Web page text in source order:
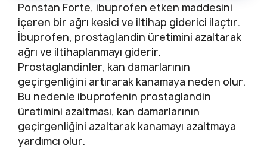
Ponstan Forte, ibuprofen etken maddesini
içeren bir ağrı kesici ve iltihap giderici ilaçtır.
İbuprofen, prostaglandin üretimini azaltarak
ağrı ve iltihaplanmayı giderir.
Prostaglandinler, kan damarlarının
geçirgenliğini artırarak kanamaya neden olur.
Bu nedenle ibuprofenin prostaglandin
üretimini azaltması, kan damarlarının
geçirgenliğini azaltarak kanamayı azaltmaya
yardımcı olur.